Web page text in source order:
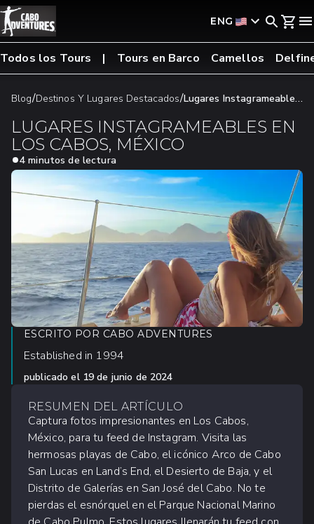
ENG
Todos los Tours Tours en Barco Camellos
Blog/Destinos Y Lugares Destacados/Lugares Instagrameables
LUGARES INSTAGRAMEABLES EN
LOS CABOS, MÉXICO
4 minutos de lectura
ESCRITO POR CABO ADVENTURES
Established in 1994
publicado el 19 de junio de 2024
RESUMEN DEL ARTÍCULO
Captura fotos impresionantes en Los Cabos,
México, para tu feed de Instagram. Visita las
hermosas playas de Cabo, el icónico Arco de Cabo
San Lucas en Land’s End, el Desierto de Baja, y el
Distrito de Galerías en San José del Cabo. No te
pierdas el esnórquel en el Parque Nacional Marino